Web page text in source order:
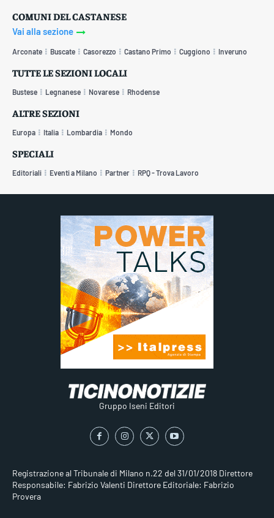
COMUNI DEL CASTANESE
Vai alla sezione
Arconate Buscate Casorezzo Castano Primo Cuggiono Inveruno
TUTTE LE SEZIONI LOCALI
Bustese Legnanese Novarese Rhodense
ALTRE SEZIONI
Europa Italia Lombardia Mondo
SPECIALI
Editoriali Eventi a Milano Partner RPQ - Trova Lavoro
Gruppo Iseni Editori
Registrazione al Tribunale di Milano n.22 del 31/01/2018 Direttore
Responsabile: Fabrizio Valenti Direttore Editoriale: Fabrizio
Provera